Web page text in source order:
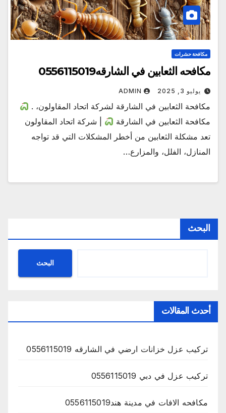
مكافحة حشرات
مكافحه الثعابين في الشارقه0556115019
يوليو 3, 2025 ADMIN
مكافحة الثعابين في الشارقة لشركة اتحاد المقاولون، .
مكافحة الثعابين في الشارقة
| شركة اتحاد المقاولون
تعد مشكلة الثعابين من أخطر المشكلات التي قد تواجه
المنازل، الفلل، والمزارع…
البحث
البحث
أحدث المقالات
تركيب عزل خزانات ارضي في الشارقه 0556115019
تركيب عزل في دبي 0556115019
مكافحه الافات في مدينة هند0556115019